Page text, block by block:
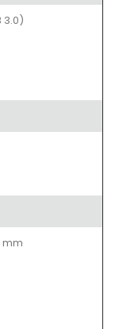
3.0)
mm